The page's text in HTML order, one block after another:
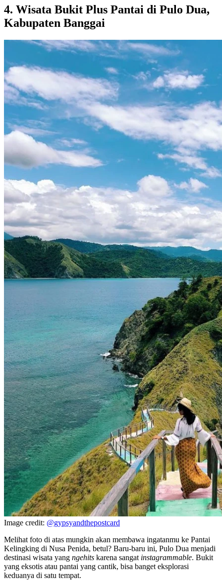
4. Wisata Bukit Plus Pantai di Pulo Dua,
Kabupaten Banggai
Image credit: @gypsyandthepostcard
Melihat foto di atas mungkin akan membawa ingatanmu ke Pantai
Kelingking di Nusa Penida, betul? Baru-baru ini, Pulo Dua menjadi
destinasi wisata yang ngehits karena sangat instagrammable. Bukit
yang eksotis atau pantai yang cantik, bisa banget eksplorasi
keduanya di satu tempat.